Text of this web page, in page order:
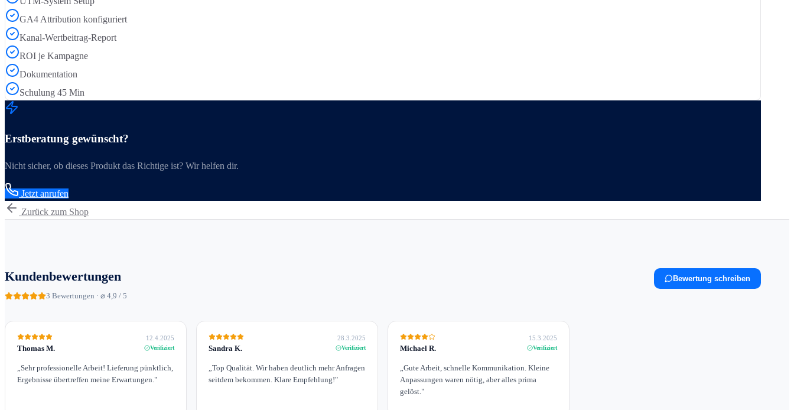
GA4 Attribution konfiguriert
Kanal-Wertbeitrag-Report
ROI je Kampagne
Dokumentation
Schulung 45 Min
Erstberatung gewünscht?
Nicht sicher, ob dieses Produkt das Richtige ist? Wir helfen dir.
Jetzt anrufen
Zurück zum Shop
Kundenbewertungen
3 Bewertungen · ⌀ 4,9 / 5
Bewertung schreiben
Thomas M.
12.4.2025
Verifiziert
Sehr professionelle Arbeit! Lieferung pünktlich,
Ergebnisse übertreffen meine Erwartungen. "
Sandra K.
28.3.2025
Verifiziert
Top Qualität. Wir haben deutlich mehr Anfragen
seitdem bekommen. Klare Empfehlung!"
Michael R.
15.3.2025
Verifiziert
Gute Arbeit, schnelle Kommunikation. Kleine
Anpassungen waren nötig, aber alles prima
gelöst. "